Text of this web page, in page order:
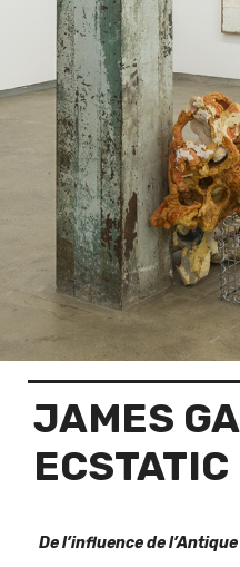
JAMES
De l’influence de